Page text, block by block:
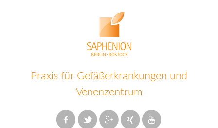
Praxis für Gefäßerkrankungen und
Venenzentrum